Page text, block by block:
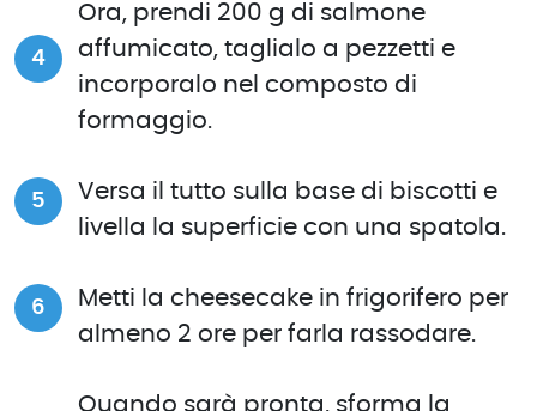
Ora, prendi 200 g di salmone
affumicato, taglialo a pezzetti e
incorporalo nel composto di
formaggio.
Versa il tutto sulla base di biscotti e
livella la superficie con una spatola.
Metti la cheesecake in frigorifero per
almeno 2 ore per farla rassodare.
Quando sarà pronta, sforma la